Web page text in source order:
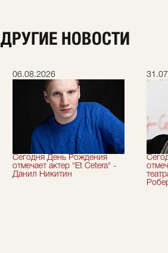
ДРУГИЕ НОВОСТИ
06.08.2026
Сегодня День Рождения
отмечает актер "Et Cetera" -
Данил Никитин